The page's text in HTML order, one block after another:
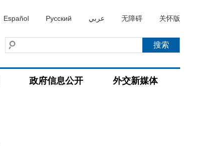
Español Русский عربي 无障碍 关怀版
政府信息公开 外交新媒体